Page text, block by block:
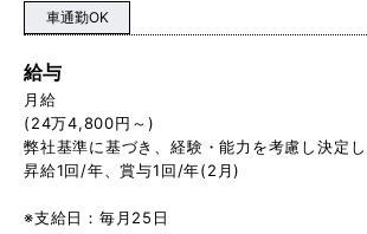
車通勤OK
給与
月給
(24万4,800円～)
弊社基準に基づき、経験・能力を考慮し決定
昇給1回/年、賞与1回/年(2月)
※支給日：毎月25日